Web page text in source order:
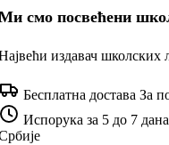
смо посвећени
издавач школских
Бесплатна достава За
Испорука за 5 до 7 дана